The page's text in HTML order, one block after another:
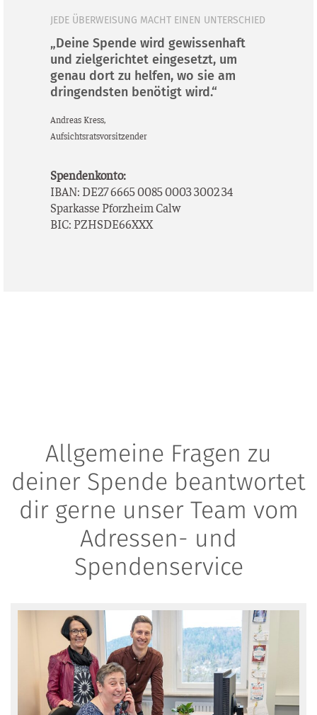
JEDE ÜBERWEISUNG MACHT EINEN UNTERSCHIED
„Deine Spende wird gewissenhaft
und zielgerichtet eingesetzt, um
genau dort zu helfen, wo sie am
dringendsten benötigt wird.“
Andre­as Kress,
Auf­sichts­rats­vor­sit­zen­der
Spen­den­kon­to:
IBAN: DE27 6665 0085 0003 3002 34
Spar­kas­se Pforz­heim Calw
BIC: PZHSDE66XXX
Allgemeine Fragen zu
deiner Spende beantwortet
dir gerne unser Team vom
Adressen- und
Spendenservice